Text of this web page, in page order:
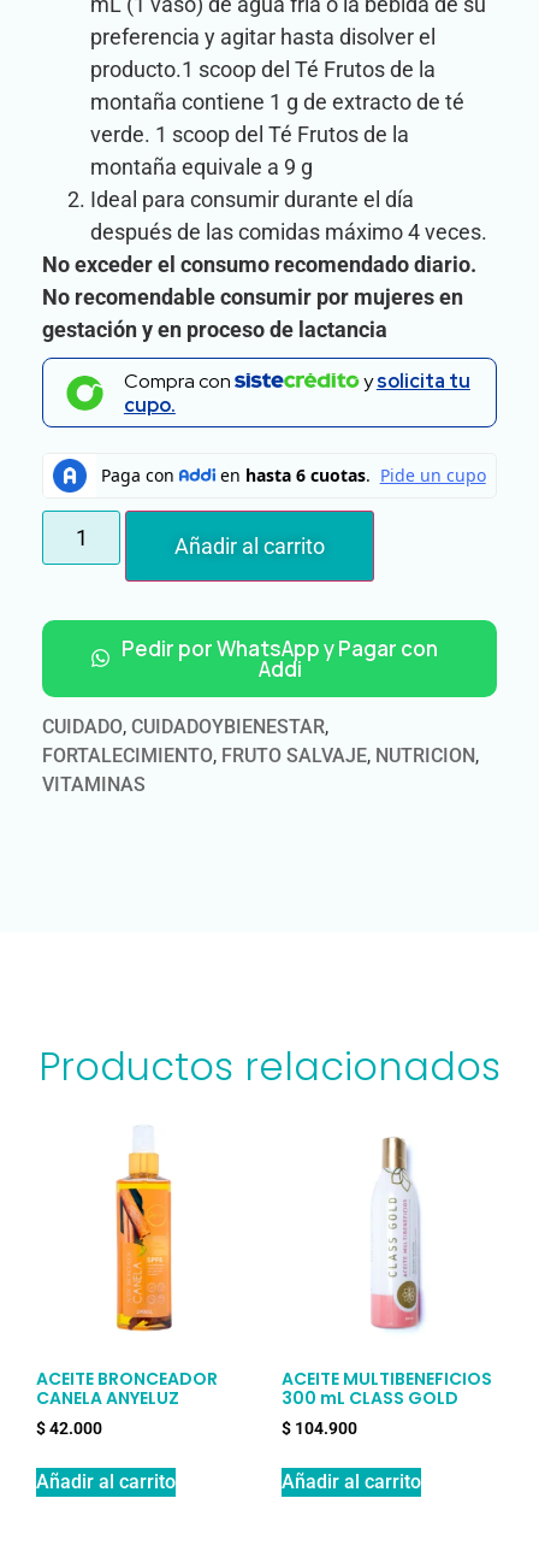
preferencia y agitar hasta disolver el
producto.1 scoop del Té Frutos de la
montaña contiene 1 g de extracto de té
verde. 1 scoop del Té Frutos de la
montaña equivale a 9 g
Ideal para consumir durante el día
después de las comidas máximo 4 veces.
No exceder el consumo recomendado diario.
No recomendable consumir por mujeres en
gestación y en proceso de lactancia
Compra con ysolicita tu
cupo.
Añadir al carrito
Pedir por WhatsApp y Pagar con
Addi
CUIDADO, CUIDADOYBIENESTAR,
FORTALECIMIENTO, FRUTO SALVAJE, NUTRICION,
VITAMINAS
Productos relacionados
ACEITE BRONCEADOR
CANELA ANYELUZ
$42.000
Añadir al carrito
ACEITE MULTIBENEFICIOS
300 mL CLASS GOLD
$ 104.900
Añadir al carrito